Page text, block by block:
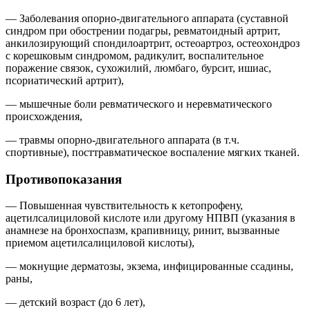
— Заболевания опорно-двигательного аппарата (суставной
синдром при обострении подагры, ревматоидный артрит,
анкилозирующий спондилоартрит, остеоартроз, остеохондроз
с корешковым синдромом, радикулит, воспалительное
поражение связок, сухожилий, люмбаго, бурсит, ишиас,
псориатический артрит),
— мышечные боли ревматического и неревматического
происхождения,
— травмы опорно-двигательного аппарата (в т.ч.
спортивные), посттравматическое воспаление мягких тканей.
Противопоказания
— Повышенная чувствительность к кетопрофену,
ацетилсалициловой кислоте или другому НПВП (указания в
анамнезе на бронхоспазм, крапивницу, ринит, вызванные
приемом ацетилсалициловой кислоты),
— мокнущие дерматозы, экзема, инфицированные ссадины,
раны,
— детский возраст (до 6 лет),